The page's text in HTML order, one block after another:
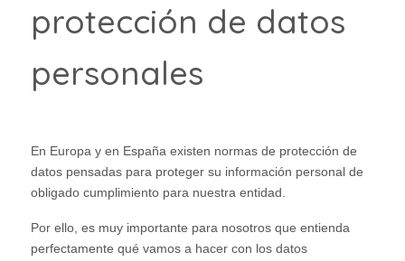
protección de datos
personales
En Europa y en España existen normas de protección de
datos pensadas para proteger su información personal de
obligado cumplimiento para nuestra entidad.
Por ello, es muy importante para nosotros que entienda
perfectamente qué vamos a hacer con los datos